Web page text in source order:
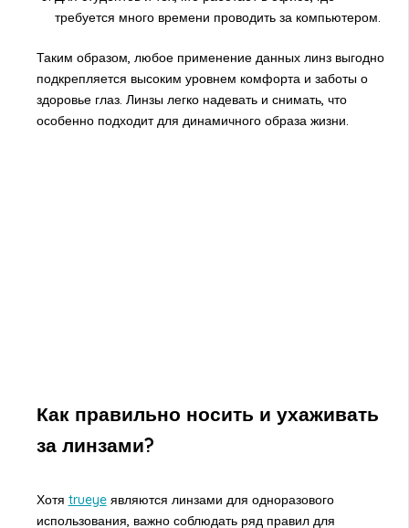
требуется много времени проводить за компьютером.
Таким образом, любое применение данных линз выгодно
подкрепляется высоким уровнем комфорта и заботы о
здоровье глаз. Линзы легко надевать и снимать, что
особенно подходит для динамичного образа жизни.
Как правильно носить и ухаживать
за линзами?
Хотя trueyeявляются линзами для одноразового
использования, важно соблюдать ряд правил для